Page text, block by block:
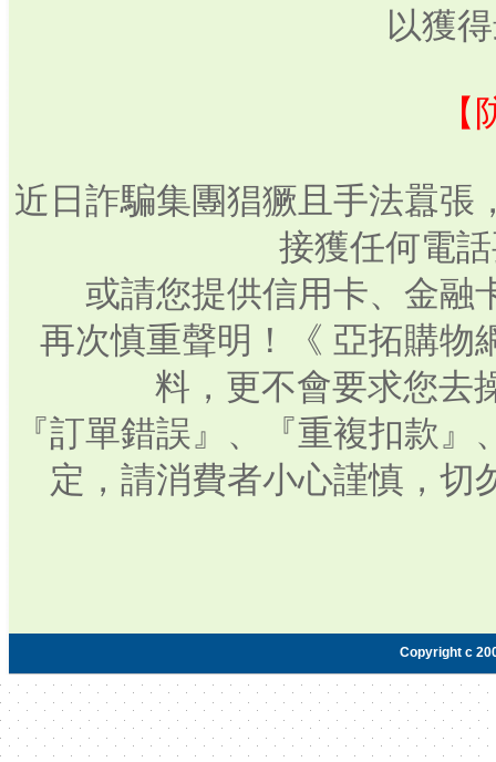
以獲
近日詐騙集團猖獗且手法囂張
接獲任何電
或請您提供信用卡、金融
再次慎重聲明！《 亞拓購物
料，更不會要求您去
『訂單錯誤』、『重複扣款
定，請消費者小心謹慎，切
Copyright c